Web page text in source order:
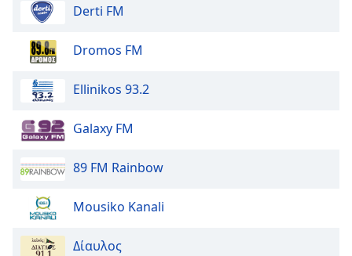
Derti FM
Dromos FM
Ellinikos 93.2
Galaxy FM
89 FM Rainbow
Mousiko Kanali
Δίαυλος